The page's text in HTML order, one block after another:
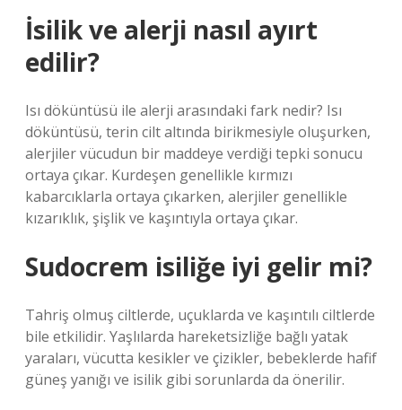
İsilik ve alerji nasıl ayırt
edilir?
Isı döküntüsü ile alerji arasındaki fark nedir? Isı
döküntüsü, terin cilt altında birikmesiyle oluşurken,
alerjiler vücudun bir maddeye verdiği tepki sonucu
ortaya çıkar. Kurdeşen genellikle kırmızı
kabarcıklarla ortaya çıkarken, alerjiler genellikle
kızarıklık, şişlik ve kaşıntıyla ortaya çıkar.
Sudocrem isiliğe iyi gelir mi?
Tahriş olmuş ciltlerde, uçuklarda ve kaşıntılı ciltlerde
bile etkilidir. Yaşlılarda hareketsizliğe bağlı yatak
yaraları, vücutta kesikler ve çizikler, bebeklerde hafif
güneş yanığı ve isilik gibi sorunlarda da önerilir.